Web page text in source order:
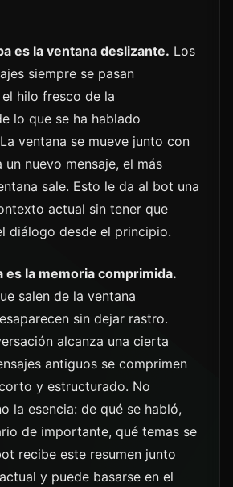
es la ventana deslizante. Los
siempre se pasan
hilo fresco de la
lo que se ha hablado
ventana se mueve junto con
nuevo mensaje, el más
sale. Esto le da al bot una
actual sin tener que
diálogo desde el principio.
es la memoria comprimida.
salen de la ventana
sin dejar rastro.
alcanza una cierta
antiguos se comprimen
y estructurado. No
la esencia: de qué se habló,
de importante, qué temas se
recibe este resumen junto
y puede basarse en el